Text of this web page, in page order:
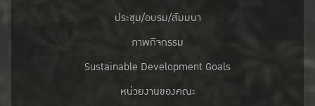
ประชุม/อบรม/สัมมนา
ภาพกิจกรรม
Sustainable Development Goals
หน่วยงานของคณะ